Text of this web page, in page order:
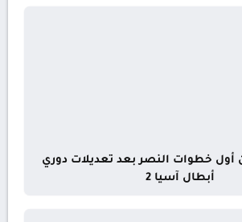
أول خطوات النصر بعد تعديلات دوري
أبطال آسيا 2